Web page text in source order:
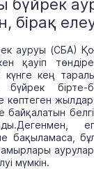
бүйрек
бірақ
ауруы (СБА)
қауіп
күнге кең
бірте-
көптеген жылдар
бұл
мүмкін.